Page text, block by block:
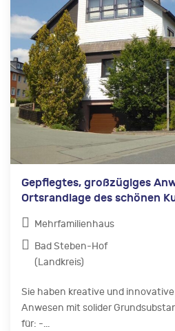
Gepflegtes, großzügiges
Ortsrandlage des schönen
Mehrfamilienhaus
Bad Steben-Hof
(Landkreis)
Sie haben kreative und
Anwesen mit solider
für: -...